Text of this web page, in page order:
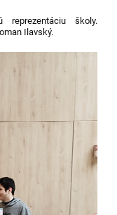
školy.
Ilavský.